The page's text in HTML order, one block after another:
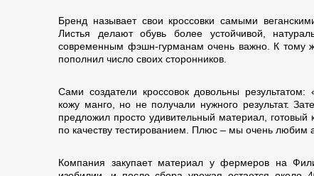
Бренд называет свои кроссовки самыми
Листья делают обувь более устойчивой,
современным фэшн-гурманам очень важно. К тому
пополнил число своих сторонников.
Сами создатели кроссовок довольны
кожу манго, но не получали нужного результат.
предложил просто удивительный материал,
по качеству тестированием. Плюс – мы очень любим
Компания закупает материал у фермеров на